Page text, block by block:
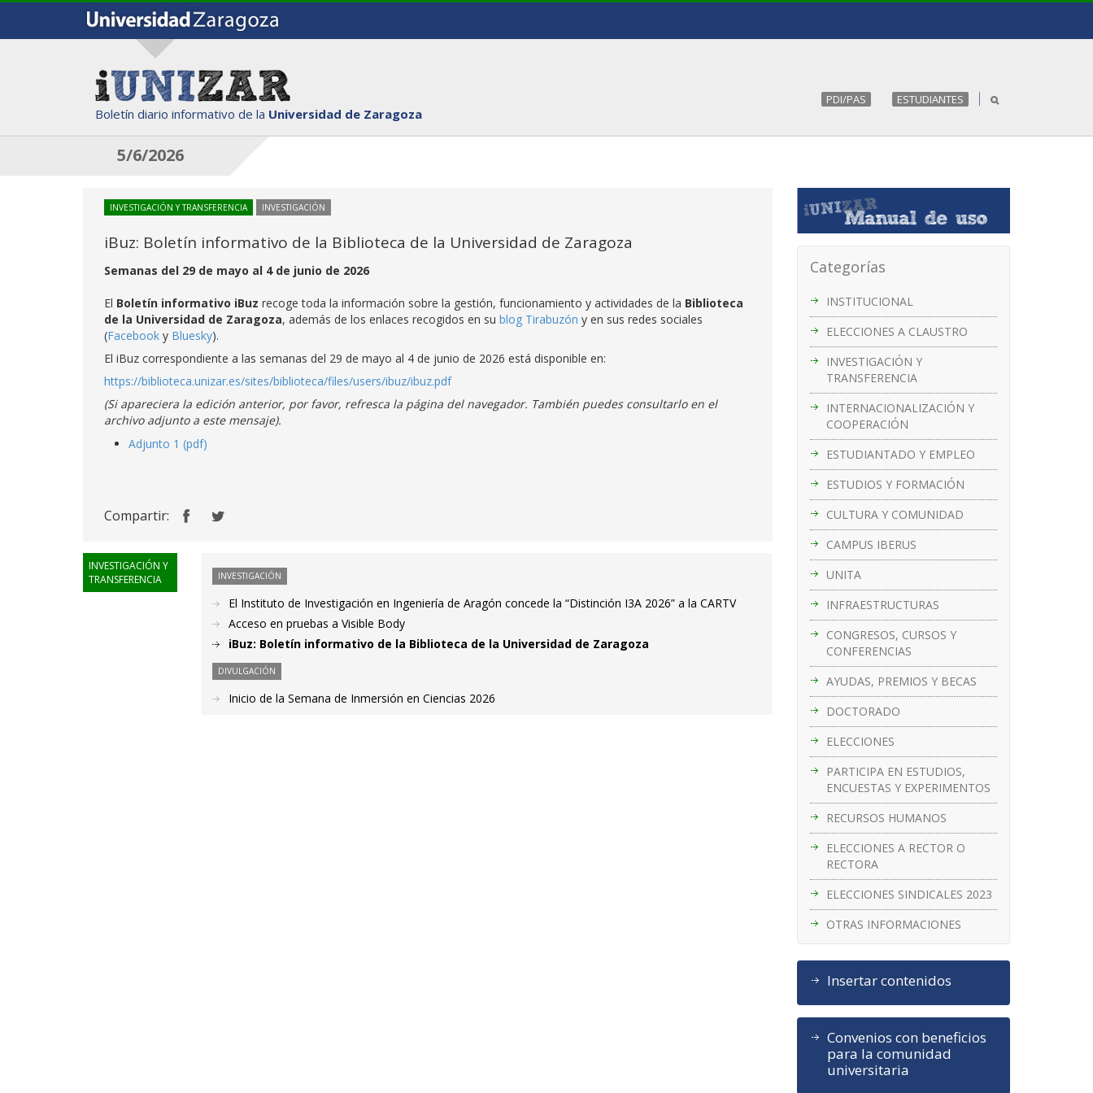
Boletín diario informativo de la Universidad de Zaragoza
PDI/PAS ESTUDIANTES
5/6/2026
Categorías
INSTITUCIONAL
ELECCIONES A CLAUSTRO
INVESTIGACIÓN Y
TRANSFERENCIA
INTERNACIONALIZACIÓN Y
COOPERACIÓN
ESTUDIANTADO Y EMPLEO
ESTUDIOS Y FORMACIÓN
CULTURA Y COMUNIDAD
CAMPUS IBERUS
UNITA
INFRAESTRUCTURAS
CONGRESOS, CURSOS Y
CONFERENCIAS
AYUDAS, PREMIOS Y BECAS
DOCTORADO
ELECCIONES
PARTICIPA EN ESTUDIOS,
ENCUESTAS Y EXPERIMENTOS
RECURSOS HUMANOS
ELECCIONES A RECTOR O
RECTORA
ELECCIONES SINDICALES 2023
OTRAS INFORMACIONES
Insertar contenidos
Convenios con beneficios
para la comunidad
universitaria
INVESTIGACIÓN Y TRANSFERENCIA INVESTIGACIÓN
iBuz: Boletín informativo de la Biblioteca de la Universidad de Zaragoza
Semanas del 29 de mayo al 4 de junio de 2026
El Boletín informativo iBuz recoge toda la información sobre la gestión, funcionamiento y actividades de la Biblioteca
de la Universidad de Zaragoza, además de los enlaces recogidos en su blog Tirabuzón y en sus redes sociales
(Facebook y Bluesky).
El iBuz correspondiente a las semanas del 29 de mayo al 4 de junio de 2026 está disponible en:
https://biblioteca.unizar.es/sites/biblioteca/files/users/ibuz/ibuz.pdf
(Si apareciera la edición anterior, por favor, refresca la página del navegador. También puedes consultarlo en el
archivo adjunto a este mensaje).
Adjunto 1 (pdf)
Compartir:
INVESTIGACIÓN Y
TRANSFERENCIA
INVESTIGACIÓN
El Instituto de Investigación en Ingeniería de Aragón concede la “Distinción I3A 2026” a la CARTV
Acceso en pruebas a Visible Body
iBuz: Boletín informativo de la Biblioteca de la Universidad de Zaragoza
DIVULGACIÓN
Inicio de la Semana de Inmersión en Ciencias 2026